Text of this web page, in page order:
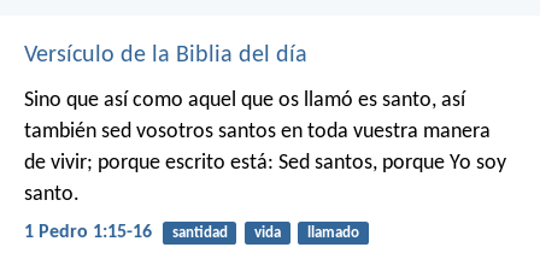
Versículo de la Biblia del día
Sino que así como aquel que os llamó es santo, así
también sed vosotros santos en toda vuestra manera
de vivir; porque escrito está: Sed santos, porque Yo soy
santo.
1 Pedro 1:15-16 santidad vida llamado